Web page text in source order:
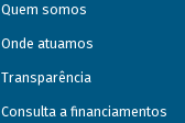
Quem somos
Onde atuamos
Transparência
Consulta a financiamentos